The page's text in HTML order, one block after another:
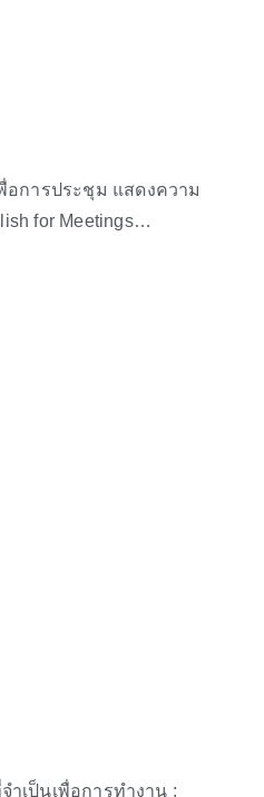
การประชุม แสดงความ
for Meetings
เป็นเพื่อการทำงาน :